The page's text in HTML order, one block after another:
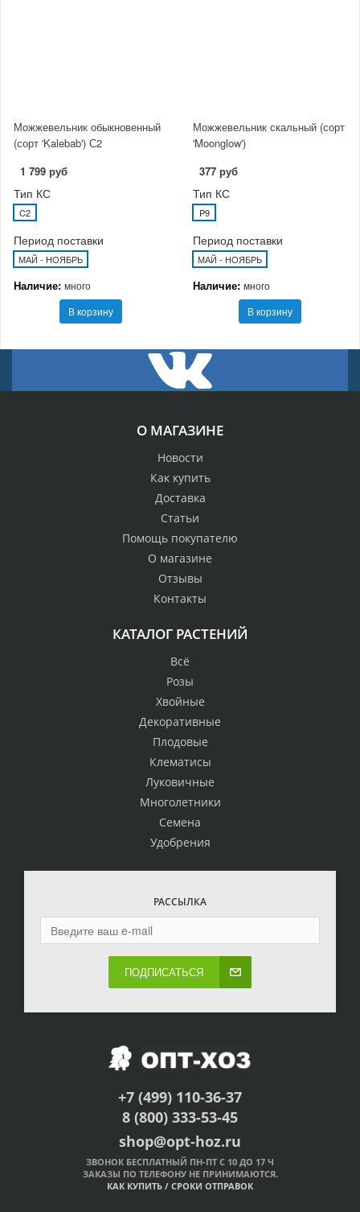
Можжевельник обыкновенный
(сорт 'Kalebab') С2
1 799 руб
Тип КС
C2
Период поставки
МАЙ - НОЯБРЬ
Наличие: много
В корзину
Можжевельник скальный (сорт
'Moonglow')
377 руб
Тип КС
P9
Период поставки
МАЙ - НОЯБРЬ
Наличие: много
В корзину
О МАГАЗИНЕ
Новости
Как купить
Доставка
Статьи
Помощь покупателю
О магазине
Отзывы
Контакты
КАТАЛОГ РАСТЕНИЙ
Всё
Розы
Хвойные
Декоративные
Плодовые
Клематисы
Луковичные
Многолетники
Семена
Удобрения
РАССЫЛКА
ПОДПИСАТЬСЯ
+7 (499) 110-36-37
8 (800) 333-53-45
shop@opt-hoz.ru
ЗВОНОК БЕСПЛАТНЫЙ ПН-ПТ С 10 ДО 17 Ч
ЗАКАЗЫ ПО ТЕЛЕФОНУ НЕ ПРИНИМАЮТСЯ.
КАК КУПИТЬ / СРОКИ ОТПРАВОК